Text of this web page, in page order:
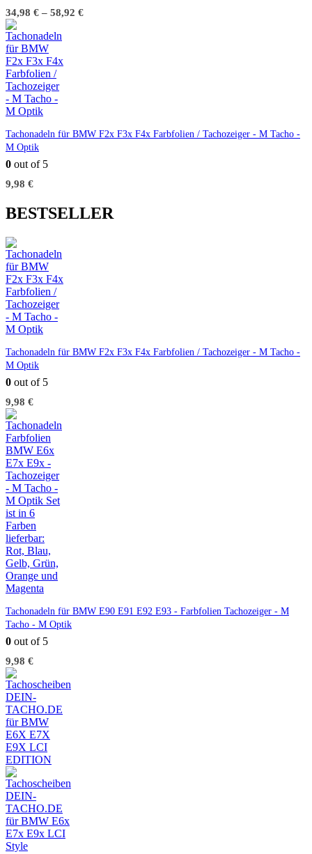
34,98 € – 58,92 €
Tachonadeln für BMW F2x F3x F4x Farbfolien / Tachozeiger - M Tacho -
M Optik
0 out of 5
9,98 €
BESTSELLER
Tachonadeln für BMW F2x F3x F4x Farbfolien / Tachozeiger - M Tacho -
M Optik
0 out of 5
9,98 €
Tachonadeln für BMW E90 E91 E92 E93 - Farbfolien Tachozeiger - M
Tacho - M Optik
0 out of 5
9,98 €